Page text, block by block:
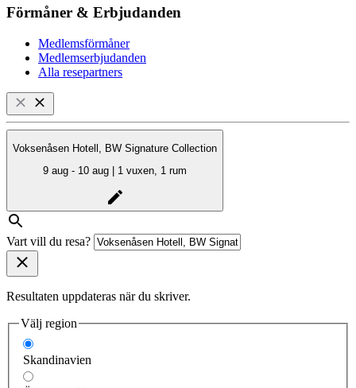
Förmåner & Erbjudanden
Medlemsförmåner
Medlemserbjudanden
Alla resepartners
Voksenåsen Hotell, BW Signature Collection
9 aug - 10 aug | 1 vuxen, 1 rum
Vart vill du resa?
Resultaten uppdateras när du skriver.
Välj region
Skandinavien